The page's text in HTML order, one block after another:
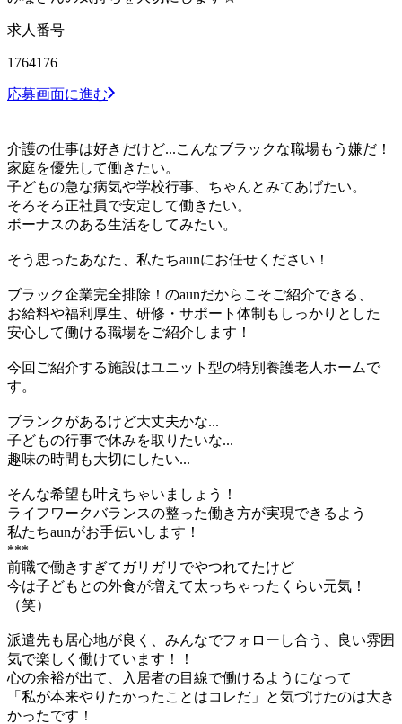
求人番号
1764176
応募画面に進む
介護の仕事は好きだけど...こんなブラックな職場もう嫌だ！
家庭を優先して働きたい。
子どもの急な病気や学校行事、ちゃんとみてあげたい。
そろそろ正社員で安定して働きたい。
ボーナスのある生活をしてみたい。
そう思ったあなた、私たちaunにお任せください！
ブラック企業完全排除！のaunだからこそご紹介できる、
お給料や福利厚生、研修・サポート体制もしっかりとした
安心して働ける職場をご紹介します！
今回ご紹介する施設はユニット型の特別養護老人ホームで
す。
ブランクがあるけど大丈夫かな...
子どもの行事で休みを取りたいな...
趣味の時間も大切にしたい...
そんな希望も叶えちゃいましょう！
ライフワークバランスの整った働き方が実現できるよう
私たちaunがお手伝いします！
***
前職で働きすぎてガリガリでやつれてたけど
今は子どもとの外食が増えて太っちゃったくらい元気！
（笑）
派遣先も居心地が良く、みんなでフォローし合う、良い雰囲
気で楽しく働けています！！
心の余裕が出て、入居者の目線で働けるようになって
「私が本来やりたかったことはコレだ」と気づけたのは大き
かったです！